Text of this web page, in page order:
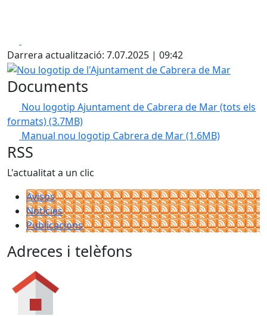
Darrera actualització: 7.07.2025 | 09:42
Nou logotip de l'Ajuntament de Cabrera de Mar
Documents
Nou logotip Ajuntament de Cabrera de Mar (tots els
formats)(3.7MB)
Manual nou logotip Cabrera de Mar(1.6MB)
RSS
L'actualitat a un clic
Avisos
Notícies
Publicacions
Adreces i telèfons